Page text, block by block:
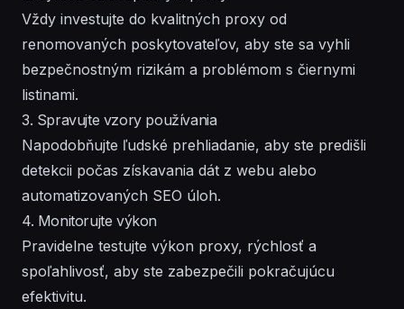
Vždy investujte do kvalitných proxy od
renomovaných poskytovateľov, aby ste sa vyhli
bezpečnostným rizikám a problémom s čiernymi
listinami.
3. Spravujte vzory používania
Napodobňujte ľudské prehliadanie, aby ste predišli
detekcii počas získavania dát z webu alebo
automatizovaných SEO úloh.
4. Monitorujte výkon
Pravidelne testujte výkon proxy, rýchlosť a
spoľahlivosť, aby ste zabezpečili pokračujúcu
efektivitu.